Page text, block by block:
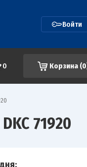
Войти
0 Корзина (0
71920